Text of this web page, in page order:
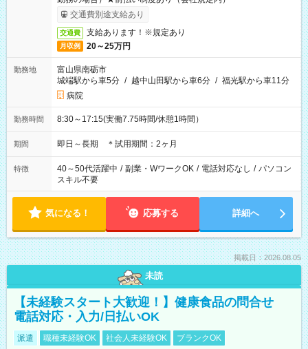
交通費別途支給あり
交通費 支給あります！※規定あり
月収例 20～25万円
勤務地
富山県南砺市
城端駅から車5分 / 越中山田駅から車6分 / 福光駅から車11分
病院
勤務時間 8:30～17:15(実働7.75時間/休憩1時間）
期間 即日～長期 ＊試用期間：2ヶ月
特徴 40～50代活躍中 / 副業・WワークOK / 電話対応なし / パソコン
スキル不要
気になる！ 応募する 詳細へ
掲載日：2026.08.05
未読
【未経験スタート大歓迎！】健康食品の問合せ
電話対応・入力/日払いOK
派遣 職種未経験OK 社会人未経験OK
ブランクOK